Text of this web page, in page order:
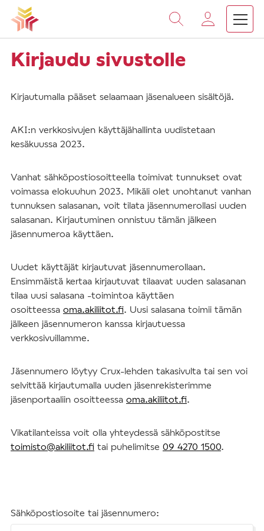
Vieritä
sisältöön
Kirjaudu sivustolle
Kirjautumalla pääset selaamaan jäsenalueen sisältöjä.
AKI:n verkkosivujen käyttäjähallinta uudistetaan
kesäkuussa 2023.
Vanhat sähköpostiosoitteella toimivat tunnukset ovat
voimassa elokuuhun 2023. Mikäli olet unohtanut vanhan
tunnuksen salasanan, voit tilata jäsennumerollasi uuden
salasanan. Kirjautuminen onnistuu tämän jälkeen
jäsennumeroa käyttäen.
Uudet käyttäjät kirjautuvat jäsennumerollaan.
Ensimmäistä kertaa kirjautuvat tilaavat uuden salasanan
tilaa uusi salasana -toimintoa käyttäen
osoitteessa oma.akiliitot.fi. Uusi salasana toimii tämän
jälkeen jäsennumeron kanssa kirjautuessa
verkkosivuillamme.
Jäsennumero löytyy Crux-lehden takasivulta tai sen voi
selvittää kirjautumalla uuden jäsenrekisterimme
jäsenportaaliin osoitteessa oma.akiliitot.fi.
Vikatilanteissa voit olla yhteydessä sähköpostitse
toimisto@akiliitot.fi tai puhelimitse 09 4270 1500.
Sähköpostiosoite tai jäsennumero: